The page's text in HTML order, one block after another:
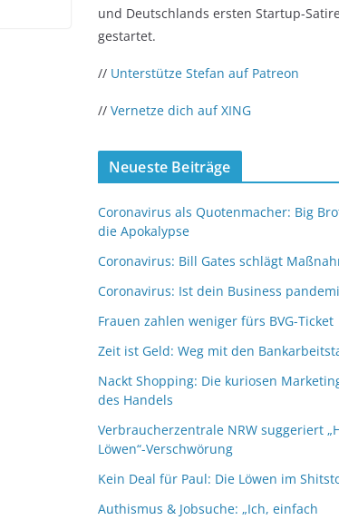
und Deutschlands ersten Startup-
gestartet.
// Unterstütze Stefan auf Patreon
// Vernetze dich auf XING
Neueste Beiträge
Coronavirus als Quotenmacher: Big
die Apokalypse
Coronavirus: Bill Gates schlägt
Coronavirus: Ist dein Business
Frauen zahlen weniger fürs BVG-Ticket
Zeit ist Geld: Weg mit den
Nackt Shopping: Die kuriosen
des Handels
Verbraucherzentrale NRW suggeriert
Löwen“-Verschwörung
Kein Deal für Paul: Die Löwen im
Authismus & Jobsuche: „Ich, einfach